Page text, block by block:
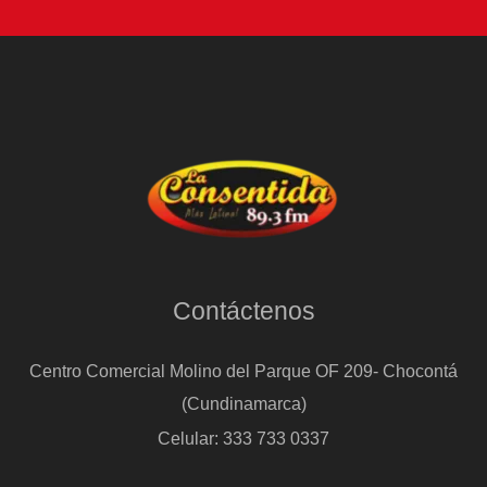
Contáctenos
Centro Comercial Molino del Parque OF 209- Chocontá
(Cundinamarca)
Celular: 333 733 0337